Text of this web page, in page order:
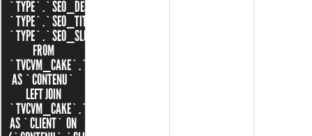
`TYPE`.`SEO_DESCRIPTION`,
`TYPE`.`SEO_TITLE`,
`TYPE`.`SEO_SLUG`
FROM
`TVCVM_CAKE`.`CONTENUS`
AS `CONTENU`
LEFT JOIN
`TVCVM_CAKE`.`CLIENTS`
AS `CLIENT` ON